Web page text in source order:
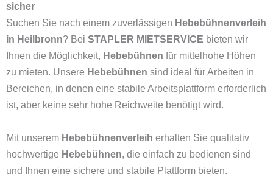
sicher
Suchen Sie nach einem zuverlässigen Hebebühnenverleih
in Heilbronn? Bei STAPLER MIETSERVICE bieten wir
Ihnen die Möglichkeit, Hebebühnen für mittelhohe Höhen
zu mieten. Unsere Hebebühnen sind ideal für Arbeiten in
Bereichen, in denen eine stabile Arbeitsplattform erforderlich
ist, aber keine sehr hohe Reichweite benötigt wird.
Mit unserem Hebebühnenverleih erhalten Sie qualitativ
hochwertige Hebebühnen, die einfach zu bedienen sind
und Ihnen eine sichere und stabile Plattform bieten.